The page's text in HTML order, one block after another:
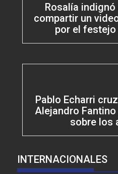
Rosalía
compartir un
por el festejo
Pablo Echarri
Alejandro
sobre los
INTERNACIONALES